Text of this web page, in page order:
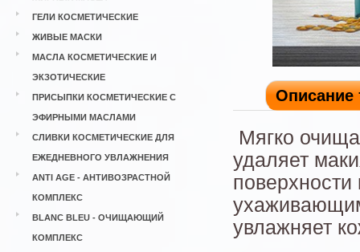
ГЕЛИ КОСМЕТИЧЕСКИЕ
ЖИВЫЕ МАСКИ
МАСЛА КОСМЕТИЧЕСКИЕ И
ЭКЗОТИЧЕСКИЕ
ПРИСЫПКИ КОСМЕТИЧЕСКИЕ С
ЭФИРНЫМИ МАСЛАМИ
СЛИВКИ КОСМЕТИЧЕСКИЕ ДЛЯ
ЕЖЕДНЕВНОГО УВЛАЖНЕНИЯ
ANTI AGE - АНТИВОЗРАСТНОЙ
КОМПЛЕКС
BLANC BLEU - ОЧИЩАЮЩИЙ
КОМПЛЕКС
Описание
Мягко
удаляет
увлажняет